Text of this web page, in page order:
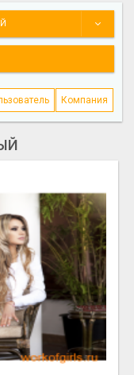
Компания